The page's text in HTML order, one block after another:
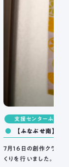
支援センターふなぶ
【ふなぶせ南】創
7月16日の創作クラブ